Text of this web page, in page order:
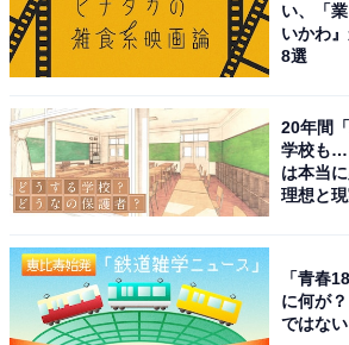
い、「
いかわ
8選
20年間
学校も…
は本当
理想と
「青春
に何が
ではな